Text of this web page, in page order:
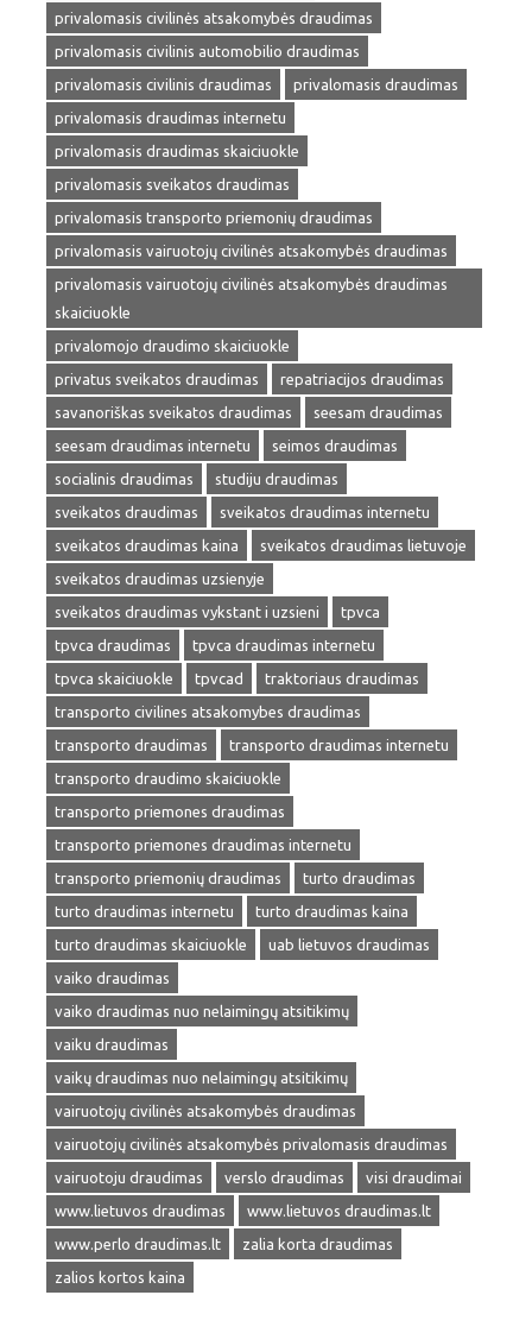
privalomasis civilinės atsakomybės draudimas
privalomasis civilinis automobilio draudimas
privalomasis civilinis draudimas
privalomasis draudimas
privalomasis draudimas internetu
privalomasis draudimas skaiciuokle
privalomasis sveikatos draudimas
privalomasis transporto priemonių draudimas
privalomasis vairuotojų civilinės atsakomybės draudimas
privalomasis vairuotojų civilinės atsakomybės draudimas
skaiciuokle
privalomojo draudimo skaiciuokle
privatus sveikatos draudimas
repatriacijos draudimas
savanoriškas sveikatos draudimas
seesam draudimas
seesam draudimas internetu
seimos draudimas
socialinis draudimas
studiju draudimas
sveikatos draudimas
sveikatos draudimas internetu
sveikatos draudimas kaina
sveikatos draudimas lietuvoje
sveikatos draudimas uzsienyje
sveikatos draudimas vykstant i uzsieni
tpvca
tpvca draudimas
tpvca draudimas internetu
tpvca skaiciuokle
tpvcad
traktoriaus draudimas
transporto civilines atsakomybes draudimas
transporto draudimas
transporto draudimas internetu
transporto draudimo skaiciuokle
transporto priemones draudimas
transporto priemones draudimas internetu
transporto priemonių draudimas
turto draudimas
turto draudimas internetu
turto draudimas kaina
turto draudimas skaiciuokle
uab lietuvos draudimas
vaiko draudimas
vaiko draudimas nuo nelaimingų atsitikimų
vaiku draudimas
vaikų draudimas nuo nelaimingų atsitikimų
vairuotojų civilinės atsakomybės draudimas
vairuotojų civilinės atsakomybės privalomasis draudimas
vairuotoju draudimas
verslo draudimas
visi draudimai
www.lietuvos draudimas
www.lietuvos draudimas.lt
www.perlo draudimas.lt
zalia korta draudimas
zalios kortos kaina